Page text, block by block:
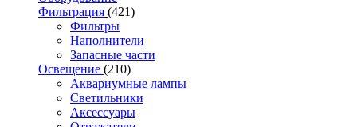
Фильтрация (421)
Фильтры
Наполнители
Запасные части
Освещение (210)
Аквариумные лампы
Светильники
Аксессуары